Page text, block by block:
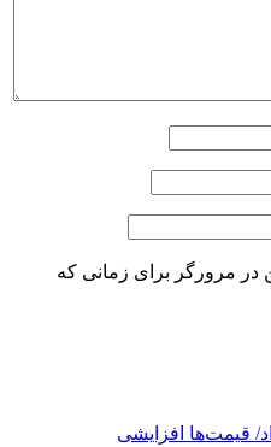
در مرورگر برای زمانی که